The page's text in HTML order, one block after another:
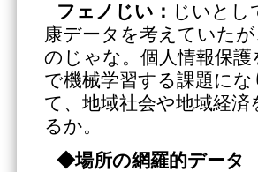
フェノじい： じいとし
康データを考えていた
のじゃな。個人情報保
で機械学習する課題に
て、地域社会や地域経
るか。
◆場所の網羅的データ